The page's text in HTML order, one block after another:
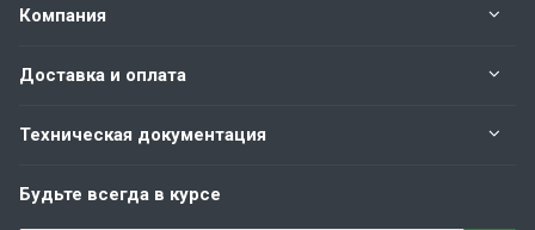
Компания
Доставка и оплата
Техническая документация
Будьте всегда в курсе